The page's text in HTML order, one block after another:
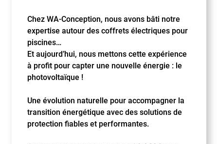
Chez WA-Conception, nous avons bâti notre
expertise autour des coffrets électriques pour
piscines…
Et aujourd’hui, nous mettons cette expérience
à profit pour capter une nouvelle énergie : le
photovoltaïque !
Une évolution naturelle pour accompagner la
transition énergétique avec des solutions de
protection fiables et performantes.